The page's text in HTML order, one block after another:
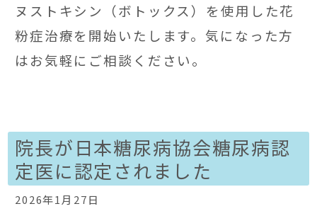
ヌストキシン（ボトックス）を使用した花
粉症治療を開始いたします。気になった方
はお気軽にご相談ください。
院長が日本糖尿病協会糖尿病認
定医に認定されました
2026年1月27日